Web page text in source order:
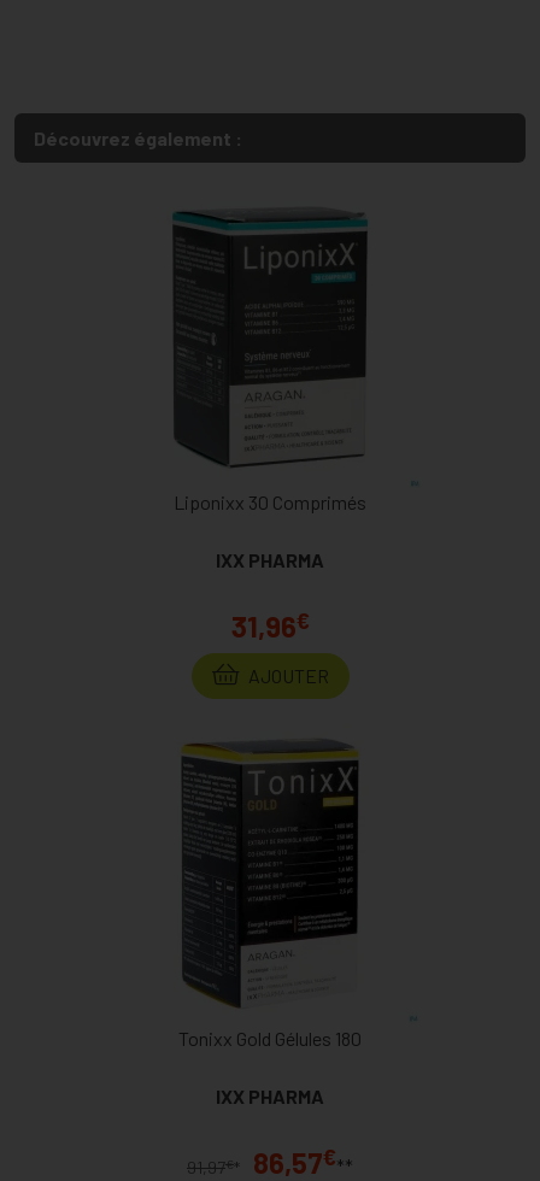
Découvrez également :
Liponixx 30 Comprimés
IXX PHARMA
31,96€
AJOUTER
Tonixx Gold Gélules 180
IXX PHARMA
91,97€* 86,57€**